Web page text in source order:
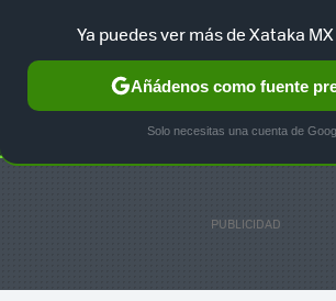
SELECCIÓN GAMING HOME AUTO
Ya puedes ver más de Xataka
Añádenos como fuente
Solo necesitas una cuenta de